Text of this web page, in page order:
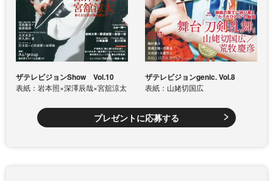
ザテレビジョンShow Vol.10
表紙：岩本照×深澤辰哉×宮舘涼太
ザテレビジョンgenic. Vol.8
表紙：山姥切国広
プレゼントに応募する